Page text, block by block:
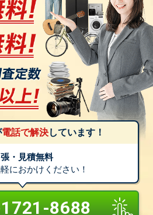
電話で解決しています！
・見積無料
におかけください！
8688